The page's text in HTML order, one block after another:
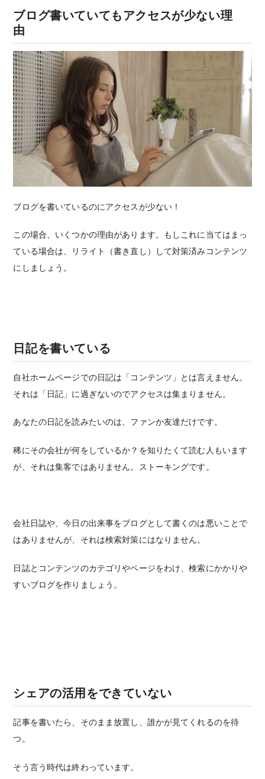
ブログ書いていてもアクセスが少ない理
由
ブログを書いているのにアクセスが少ない！
この場合、いくつかの理由があります。もしこれに当てはまっ
ている場合は、リライト（書き直し）して対策済みコンテンツ
にしましょう。
日記を書いている
自社ホームページでの日記は「コンテンツ」とは言えません。
それは「日記」に過ぎないのでアクセスは集まりません。
あなたの日記を読みたいのは、ファンか友達だけです。
稀にその会社が何をしているか？を知りたくて読む人もいます
が、それは集客ではありません。ストーキングです。
会社日誌や、今日の出来事をブログとして書くのは悪いことで
はありませんが、それは検索対策にはなりません。
日誌とコンテンツのカテゴリやページをわけ、検索にかかりや
すいブログを作りましょう。
シェアの活用をできていない
記事を書いたら、そのまま放置し、誰かが見てくれるのを待
つ。
そう言う時代は終わっています。